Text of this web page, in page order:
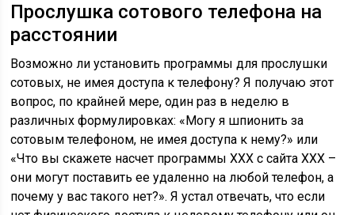
Прослушка сотового телефона на
расстоянии
Возможно ли установить программы для прослушки
сотовых, не имея доступа к телефону? Я получаю этот
вопрос, по крайней мере, один раз в неделю в
различных формулировках: «Могу я шпионить за
сотовым телефоном, не имея доступа к нему?» или
«Что вы скажете насчет программы XXX с сайта XXX –
они могут поставить ее удаленно на любой телефон, а
почему у вас такого нет?». Я устал отвечать, что если